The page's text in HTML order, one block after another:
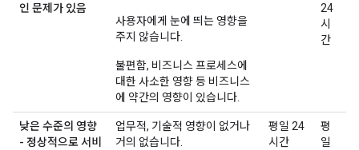
인 문제가 있음
사용자에게 눈에 띄는 영향을
주지 않습니다.
불편함, 비즈니스 프로세스에
대한 사소한 영향 등 비즈니스
에 약간의 영향이 있습니다.
24
시
간
낮은 수준의 영향
- 정상적으로 서비
업무적, 기술적 영향이 없거나
거의 없습니다.
평일 24
시간
평
일